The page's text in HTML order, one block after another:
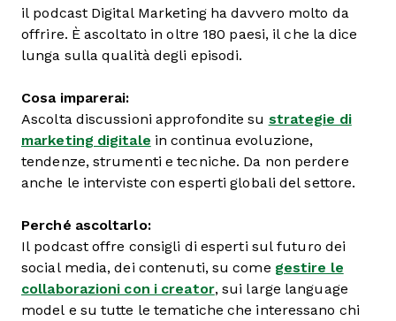
il podcast Digital Marketing ha davvero molto da
offrire. È ascoltato in oltre 180 paesi, il che la dice
lunga sulla qualità degli episodi.
Cosa imparerai:
Ascolta discussioni approfondite su strategie di
marketing digitale in continua evoluzione,
tendenze, strumenti e tecniche. Da non perdere
anche le interviste con esperti globali del settore.
Perché ascoltarlo:
Il podcast offre consigli di esperti sul futuro dei
social media, dei contenuti, su come gestire le
collaborazioni con i creator, sui large language
model e su tutte le tematiche che interessano chi